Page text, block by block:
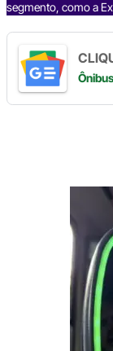
segmento, como a